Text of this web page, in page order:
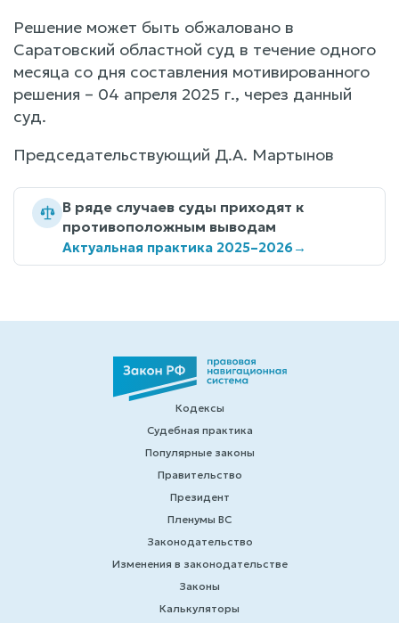
Решение может быть обжаловано в
Саратовский областной суд в течение одного
месяца со дня составления мотивированного
решения – 04 апреля 2025 г., через данный
суд.
Председательствующий Д.А. Мартынов
В ряде случаев суды приходят к
противоположным выводам
Актуальная практика 2025–2026→
Кодексы
Судебная практика
Популярные законы
Правительство
Президент
Пленумы ВС
Законодательство
Изменения в законодательстве
Законы
Калькуляторы